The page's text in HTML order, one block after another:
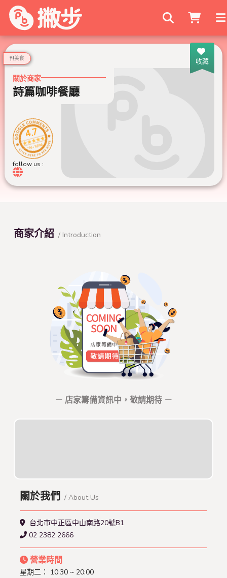
搜尋商家
收藏
美食
關於商家
詩篇咖啡餐廳
4.7
999+ 則評論
follow us :
商家介紹 / Introduction
－ 店家籌備資訊中，敬請期待 －
關於我們 / About Us
台北市中正區中山南路20號B1
02 2382 2666
營業時間
星期二： 10:30 ~ 20:00